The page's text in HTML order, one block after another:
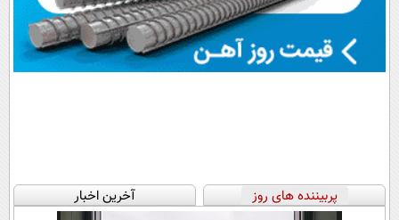
پربیننده های روز آخرین اخبار